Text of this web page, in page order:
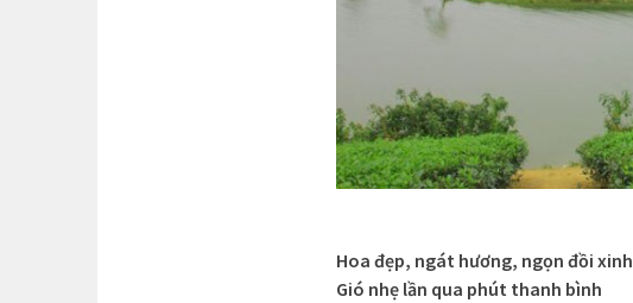
Hoa đẹp, ngát hương, ngọn đồi xinh
Gió nhẹ lần qua phút thanh bình